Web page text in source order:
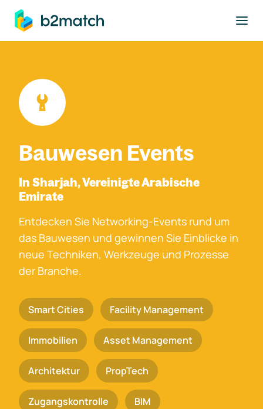
springen
Bauwesen Events
In Sharjah, Vereinigte Arabische
Emirate
Entdecken Sie Networking-Events rund um
das Bauwesen und gewinnen Sie Einblicke in
neue Techniken, Werkzeuge und Prozesse
der Branche.
Smart Cities Facility Management
Immobilien Asset Management
Architektur PropTech
Zugangskontrolle BIM